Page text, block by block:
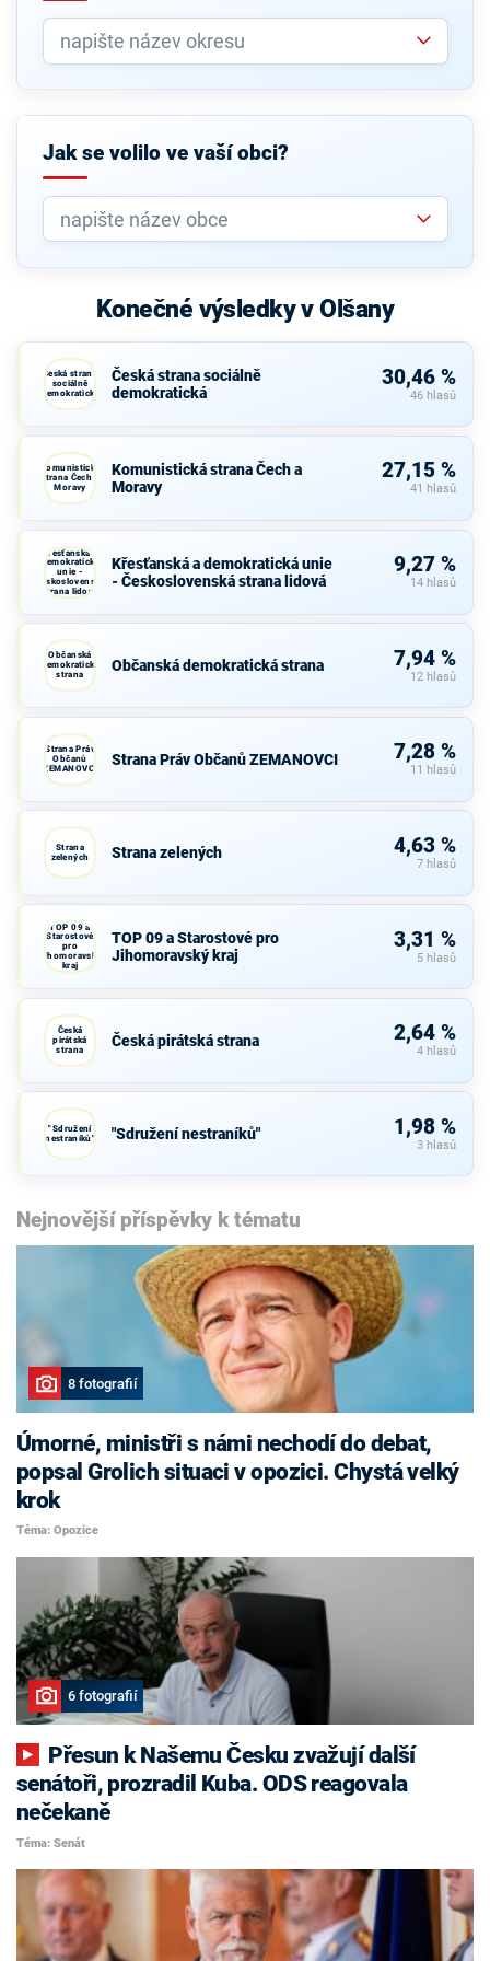
Jak se volilo ve vaší obci?
Konečné výsledky v Olšany
Česká strana
sociálně
demokratická
Česká strana sociálně
demokratická
30,46 %
46 hlasů
Komunistická
strana Čech a
Moravy
Komunistická strana Čech a
Moravy
27,15 %
41 hlasů
Křesťanská a
demokratická
unie -
Československá
strana lidová
Křesťanská a demokratická unie
- Československá strana lidová
9,27 %
14 hlasů
Občanská
demokratická
strana
Občanská demokratická strana 7,94 %
12 hlasů
Strana Práv
Občanů
ZEMANOVCI
Strana Práv Občanů ZEMANOVCI 7,28 %
11 hlasů
Strana
zelených
Strana zelených 4,63 %
7 hlasů
TOP 09 a
Starostové
pro
Jihomoravský
kraj
TOP 09 a Starostové pro
Jihomoravský kraj
3,31 %
5 hlasů
Česká
pirátská
strana
Česká pirátská strana 2,64 %
4 hlasů
"Sdružení
nestraníků"
"Sdružení nestraníků" 1,98 %
3 hlasů
Nejnovější příspěvky k tématu
8 fotografií
Úmorné, ministři s námi nechodí do debat,
popsal Grolich situaci v opozici. Chystá velký
krok
Téma: Opozice
6 fotografií
senátoři, prozradil Kuba. ODS reagovala
nečekaně
Téma: Senát